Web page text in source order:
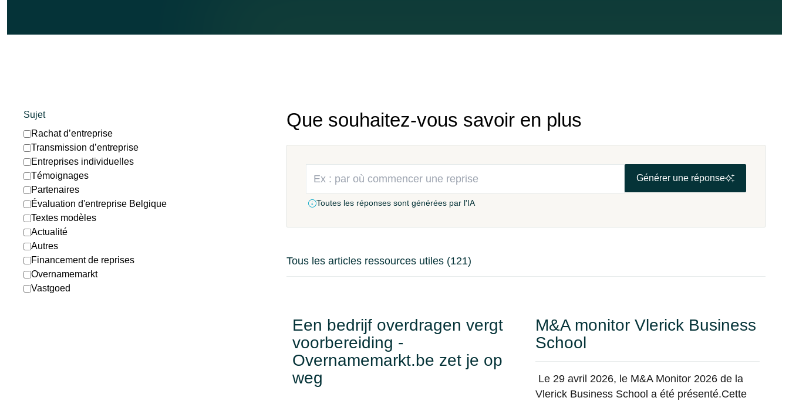
Sujet
Rachat d’entreprise
Transmission d’entreprise
Entreprises individuelles
Témoignages
Partenaires
Évaluation d'entreprise Belgique
Textes modèles
Actualité
Autres
Financement de reprises
Overnamemarkt
Vastgoed
Que souhaitez-vous savoir en plus
Générer une réponse
Toutes les réponses sont générées par l'IA
Tous les articles ressources utiles (121)
Een bedrijf overdragen vergt
voorbereiding -
Overnamemarkt.be zet je op
weg
M&A monitor Vlerick Business
School
Le 29 avril 2026, le M&A Monitor 2026 de la
Vlerick Business School a été présenté.Cette